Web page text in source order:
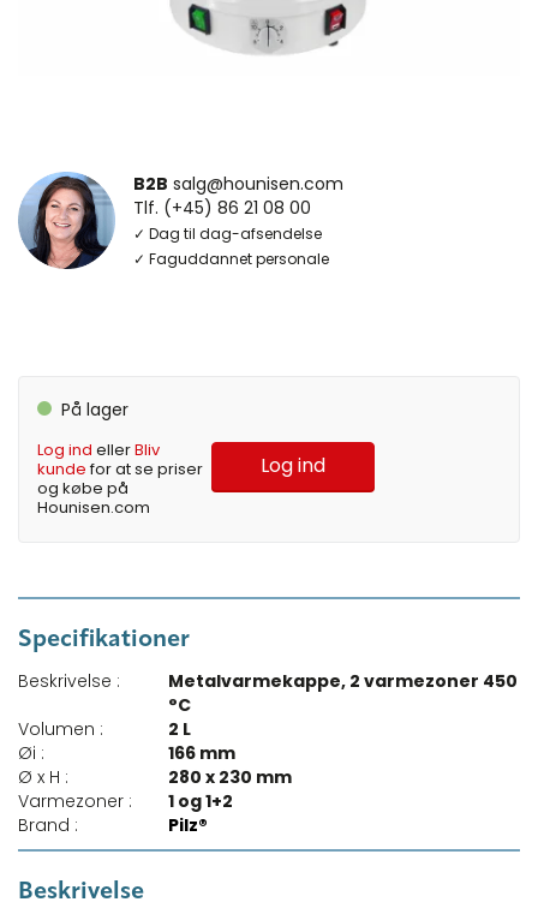
B2B salg@hounisen.com
Tlf. (+45) 86 21 08 00
✓ Dag til dag-afsendelse
✓ Faguddannet personale
På lager
Log ind ellerBliv
kundefor at se priser
og købe på
Hounisen.com
Log ind
Specifikationer
Beskrivelse :
Metalvarmekappe, 2 varmezoner 450
°C
Volumen :
2 L
Øi :
166 mm
Ø x H :
280 x 230 mm
Varmezoner :
1 og 1+2
Brand :
Pilz®
Beskrivelse